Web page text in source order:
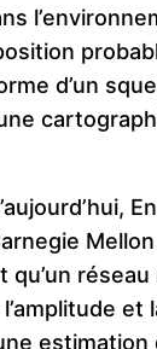
d’un
réseau
et
estimation